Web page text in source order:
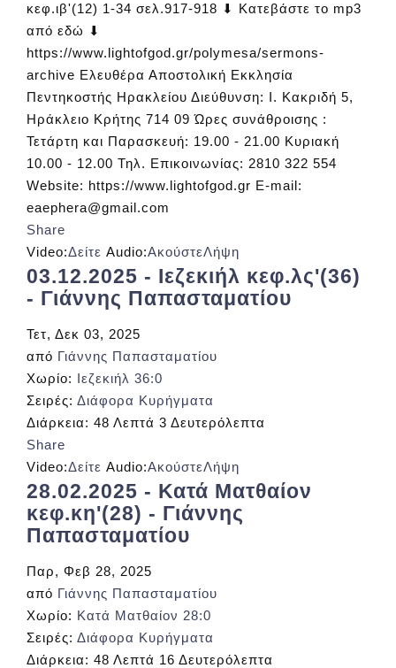
κεφ.ιβ'(12) 1-34 σελ.917-918 ⬇ Κατεβάστε το mp3
από εδώ ⬇
https://www.lightofgod.gr/polymesa/sermons-
archive Ελευθέρα Αποστολική Εκκλησία
Πεντηκοστής Ηρακλείου Διεύθυνση: Ι. Κακριδή 5,
Ηράκλειο Κρήτης 714 09 Ώρες συνάθροισης :
Τετάρτη και Παρασκευή: 19.00 - 21.00 Κυριακή
10.00 - 12.00 Τηλ. Επικοινωνίας: 2810 322 554
Website: https://www.lightofgod.gr E-mail:
eaephera@gmail.com
Share
Video:Δείτε Audio:ΑκούστεΛήψη
03.12.2025 - Ιεζεκιήλ κεφ.λς'(36)
- Γιάννης Παπασταματίου
Τετ, Δεκ 03, 2025
από Γιάννης Παπασταματίου
Χωρίο: Ιεζεκιήλ 36:0
Σειρές: Διάφορα Κυρήγματα
Διάρκεια: 48 Λεπτά 3 Δευτερόλεπτα
Share
Video:Δείτε Audio:ΑκούστεΛήψη
28.02.2025 - Κατά Ματθαίον
κεφ.κη'(28) - Γιάννης
Παπασταματίου
Παρ, Φεβ 28, 2025
από Γιάννης Παπασταματίου
Χωρίο: Κατά Ματθαίον 28:0
Σειρές: Διάφορα Κυρήγματα
Διάρκεια: 48 Λεπτά 16 Δευτερόλεπτα